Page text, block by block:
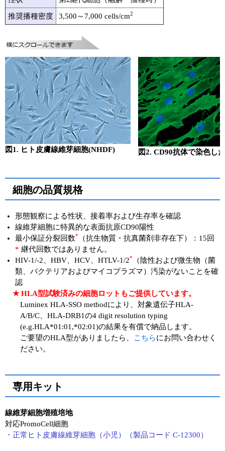
推奨播種密度 3,500～7,000 cells/cm2
図1. ヒト皮膚線維芽細胞(NHDF) 図2. CD90抗体で染色し
細胞の品質規格
形態観察による性状、接着率および生存率を確認
線維芽細胞に特異的な表面抗原CD90陽性
最小保証分裂回数*
（抗生物質・抗真菌剤非存在下）：15回
* 継代回数ではありません。
HIV-1/-2、HBV、HCV、HTLV-1/2*
（陰性および微生物（菌
類、バクテリアおよびマイコプラズマ）汚染がないことを確
認
★ HLA型試験済みの細胞ロットもご提供しています。
Luminex HLA-SSO methodにより、対象遺伝子HLA-
A/B/C、HLA-DRB1の4 digit resolution typing
(e.g.HLA*01:01,*02:01)の結果を有償で納品します。
ご要望のHLA型がありましたら、
こちらにお問い合わせく
ださい。
専用キット
線維芽細胞増殖培地
対応PromoCell細胞
・正常ヒト皮膚線維芽細胞（小児）（製品コード C-12300）